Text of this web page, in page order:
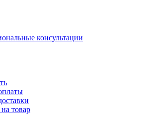
консультации
товар